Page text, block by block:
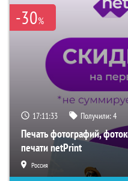
-30%
17:11:32 Получили:4
Печать фотографий,
печати netPrint
Россия